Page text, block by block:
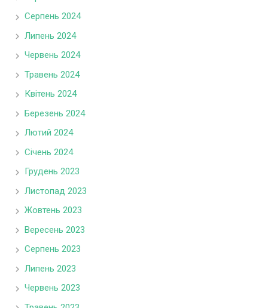
Серпень 2024
Липень 2024
Червень 2024
Травень 2024
Квітень 2024
Березень 2024
Лютий 2024
Січень 2024
Грудень 2023
Листопад 2023
Жовтень 2023
Вересень 2023
Серпень 2023
Липень 2023
Червень 2023